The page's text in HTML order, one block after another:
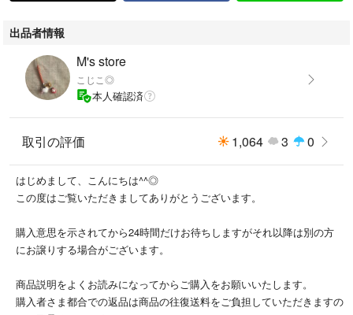
出品者情報
M's store
こじこ◎
本人確認済
取引の評価 1,064 3 0
はじめまして、こんにちは^^◎
この度はご覧いただきましてありがとうございます。
購入意思を示されてから24時間だけお待ちしますがそれ以降は別の方
にお譲りする場合がございます。
商品説明をよくお読みになってからご購入をお願いいたします。
購入者さま都合での返品は商品の往復送料をご負担していただきますの